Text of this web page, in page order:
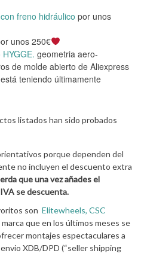
freno hidráulico por unos
unos 250€
geometria aero-
de molde abierto de Aliexpress
teniendo últimamente
listados han sido probados
porque dependen del
no incluyen el descuento extra
que una vez añades el
se descuenta.
son Elitewheels, CSC
marca que en los últimos meses se
montajes espectaculares a
XDB/DPD (“seller shipping